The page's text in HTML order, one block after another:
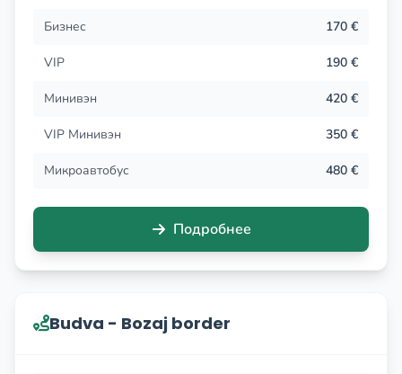
Бизнес 170 €
VIP 190 €
Минивэн 420 €
VIP Минивэн 350 €
Микроавтобус 480 €
Подробнее
Budva - Bozaj border